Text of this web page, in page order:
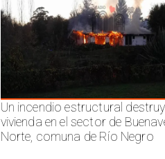
Un incendio estructural
vivienda en el sector de
Norte, comuna de Río Negro